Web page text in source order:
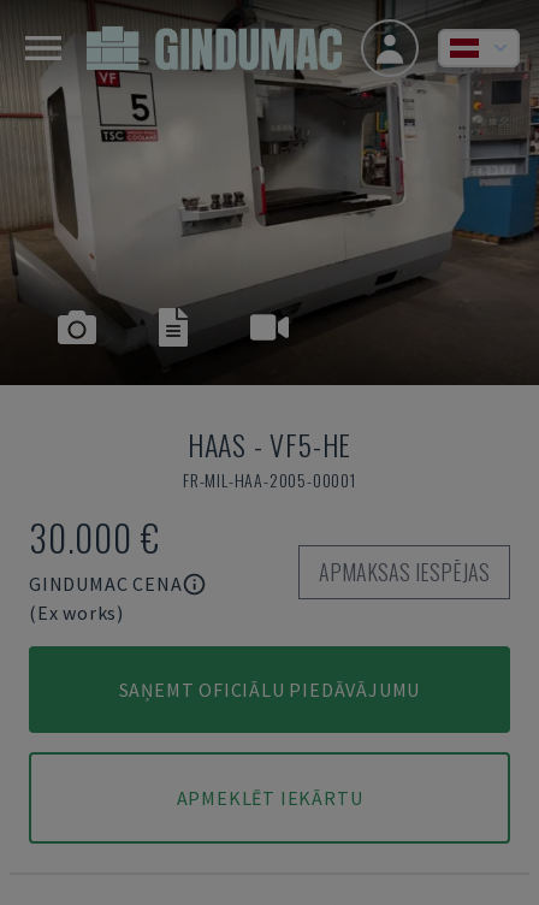
HAAS -VF5-HE
FR-MIL-HAA-2005-00001
30.000 €
GINDUMAC CENA
(Ex works)
APMAKSAS IESPĒJAS
SAŅEMT OFICIĀLU PIEDĀVĀJUMU
APMEKLĒT IEKĀRTU